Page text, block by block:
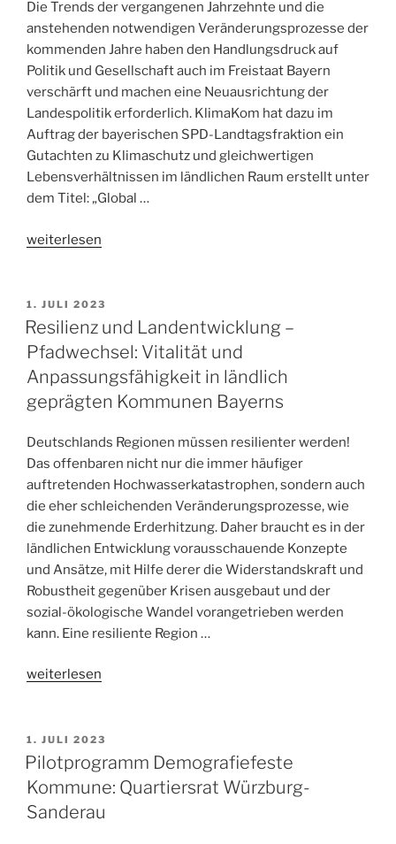
Abensberg“
Die Trends der vergangenen Jahrzehnte und die
anstehenden notwendigen Veränderungsprozesse der
kommenden Jahre haben den Handlungsdruck auf
Politik und Gesellschaft auch im Freistaat Bayern
verschärft und machen eine Neuausrichtung der
Landespolitik erforderlich. KlimaKom hat dazu im
Auftrag der bayerischen SPD-Landtagsfraktion ein
Gutachten zu Klimaschutz und gleichwertigen
Lebensverhältnissen im ländlichen Raum erstellt unter
dem Titel: „Global …
„Gutachten
gleichwertige
Lebensverhältnisse“
weiterlesen
1. JULI 2023
Resilienz und Landentwicklung –
Pfadwechsel: Vitalität und
Anpassungsfähigkeit in ländlich
geprägten Kommunen Bayerns
Deutschlands Regionen müssen resilienter werden!
Das offenbaren nicht nur die immer häufiger
auftretenden Hochwasserkatastrophen, sondern auch
die eher schleichenden Veränderungsprozesse, wie
die zunehmende Erderhitzung. Daher braucht es in der
ländlichen Entwicklung vorausschauende Konzepte
und Ansätze, mit Hilfe derer die Widerstandskraft und
Robustheit gegenüber Krisen ausgebaut und der
sozial-ökologische Wandel vorangetrieben werden
kann. Eine resiliente Region …
„Resilienz
–
Pfadwechsel:
Vitalität
Anpassungsfähigkeit
weiterlesen
1. JULI 2023
Pilotprogramm Demografiefeste
Kommune: Quartiersrat Würzburg-
Sanderau